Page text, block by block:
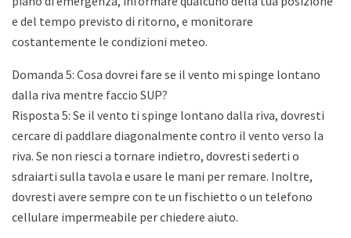
e del tempo previsto di ritorno, e monitorare
costantemente le condizioni meteo.
Domanda 5: Cosa dovrei fare se il vento mi spinge lontano
dalla riva mentre faccio SUP?
Risposta 5: Se il vento ti spinge lontano dalla riva, dovresti
cercare di paddlare diagonalmente contro il vento verso la
riva. Se non riesci a tornare indietro, dovresti sederti o
sdraiarti sulla tavola e usare le mani per remare. Inoltre,
dovresti avere sempre con te un fischietto o un telefono
cellulare impermeabile per chiedere aiuto.